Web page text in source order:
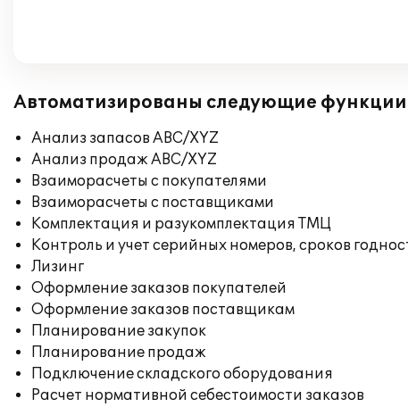
Автоматизированы следующие
Анализ запасов ABC/XYZ
Анализ продаж ABC/XYZ
Взаиморасчеты с покупателями
Взаиморасчеты с поставщиками
Комплектация и разукомплектация ТМЦ
Контроль и учет серийных номеров, сроков
Лизинг
Оформление заказов покупателей
Оформление заказов поставщикам
Планирование закупок
Планирование продаж
Подключение складского оборудования
Расчет нормативной себестоимости заказов